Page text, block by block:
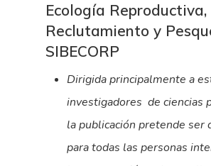
Ecología Reproductiva,
Reclutamiento y
SIBECORP
Dirigida principalmente a
investigadores de ciencias
la publicación pretende ser
para todas las personas